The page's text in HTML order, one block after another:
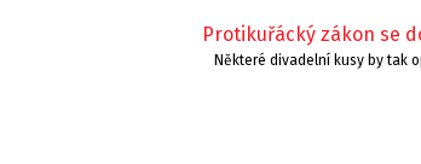
Protikuřácký zákon se
Některé divadelní kusy by tak